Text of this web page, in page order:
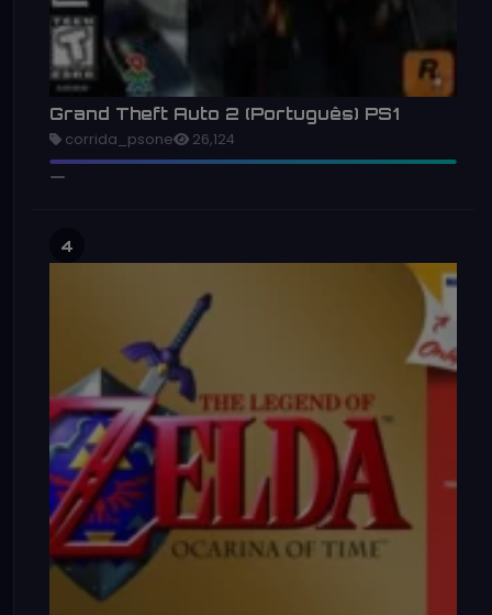
Grand Theft Auto 2 (Português) PS1
corrida_psone 26,124
4